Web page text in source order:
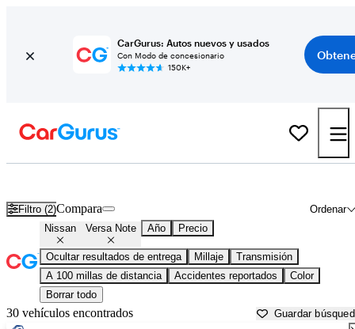
CarGurus: Autos nuevos y usados
Con Modo de concesionario
150K+
Filtro (2) Ordenar
Compara
Nissan Versa Note Año Precio
Ocultar resultados de entrega Millaje
Transmisión
A 100 millas de distancia
Accidentes reportados
Color
Borrar todo
30 vehículos encontrados Guardar